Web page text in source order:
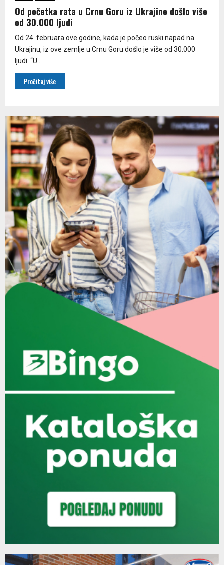
Od početka rata u Crnu Goru iz Ukrajine došlo više
od 30.000 ljudi
Od 24. februara ove godine, kada je počeo ruski napad na
Ukrajinu, iz ove zemlje u Crnu Goru došlo je više od 30.000
ljudi. “U...
Pročitaj više